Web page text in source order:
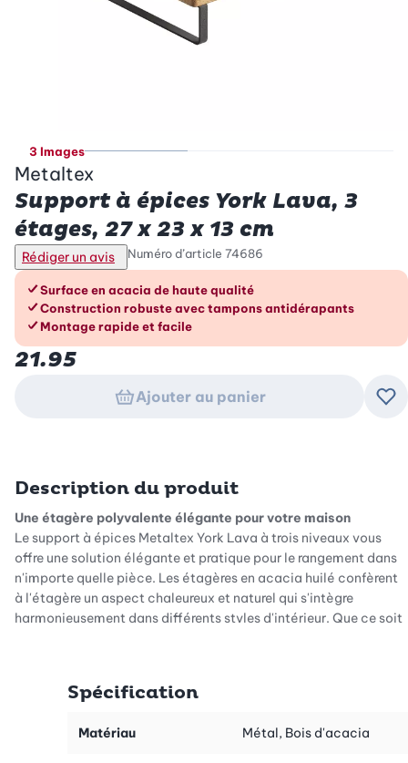
3 Images
Metaltex
Support à épices York Lava, 3
étages, 27 x 23 x 13 cm
Rédiger un avis Numéro d’article 74686
Les avantages en un coup d’œil
Surface en acacia de haute qualité
Construction robuste avec tampons antidérapants
Montage rapide et facile
21.95
Ajouter au panier
Description du produit
Une étagère polyvalente élégante pour votre maison
Le support à épices Metaltex York Lava à trois niveaux vous
offre une solution élégante et pratique pour le rangement dans
n'importe quelle pièce. Les étagères en acacia huilé confèrent
à l'étagère un aspect chaleureux et naturel qui s'intègre
harmonieusement dans différents styles d'intérieur. Que ce soit
Matériaux et finition de haute qualité
Lava convainc par sa longévité et sa stabilité. La surface
Spécification
Matériau Métal, Bois d'acacia